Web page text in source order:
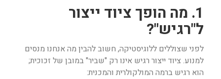
1. מה הופך ציוד ייצור
ל"רגיש"?
לפני שצוללים ללוגיסטיקה, חשוב להבין מה אנחנו מנסים
למנוע. ציוד ייצור רגיש אינו רק "שביר" במובן של זכוכית;
הוא רגיש ברמה המולקולרית והמכנית: